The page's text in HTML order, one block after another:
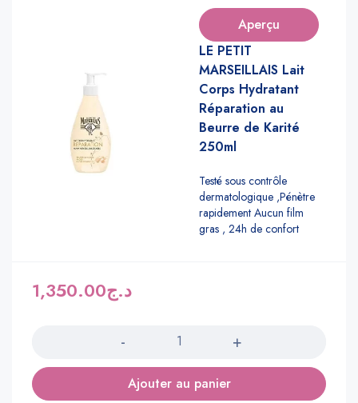
Aperçu
LE PETIT
MARSEILLAIS Lait
Corps Hydratant
Réparation au
Beurre de Karité
250ml
Testé sous contrôle
dermatologique ,Pénètre
rapidement Aucun film
gras , 24h de confort
د.ج1,350.00
Ajouter au panier